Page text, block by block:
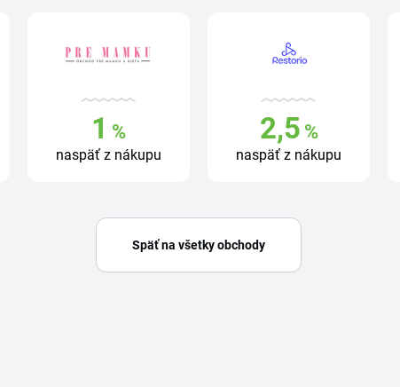
1 %
naspäť z nákupu
2,5 %
naspäť z nákupu
Späť na všetky obchody